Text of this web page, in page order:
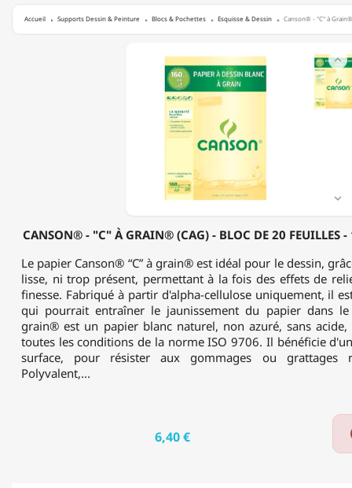
Accueil Supports Dessin & Peinture Blocs & Pochettes Esquisse & Dessin Canson® - "C" à
160
G/M²
FORMAT
A4
CANSON® - "C" À GRAIN® (CAG) - BLOC DE 20 FEUILLES


Le papier Canson® “C” à grain® est idéal pour le dessin,
lisse, ni trop présent, permettant à la fois des effets de
finesse. Fabriqué à partir d'alpha-cellulose uniquement, il
qui pourrait entraîner le jaunissement du papier dans le
grain® est un papier blanc naturel, non azuré, sans
toutes les conditions de la norme ISO 9706. Il bénéficie
surface, pour résister aux gommages ou grattages
Polyvalent,...
6,40 €